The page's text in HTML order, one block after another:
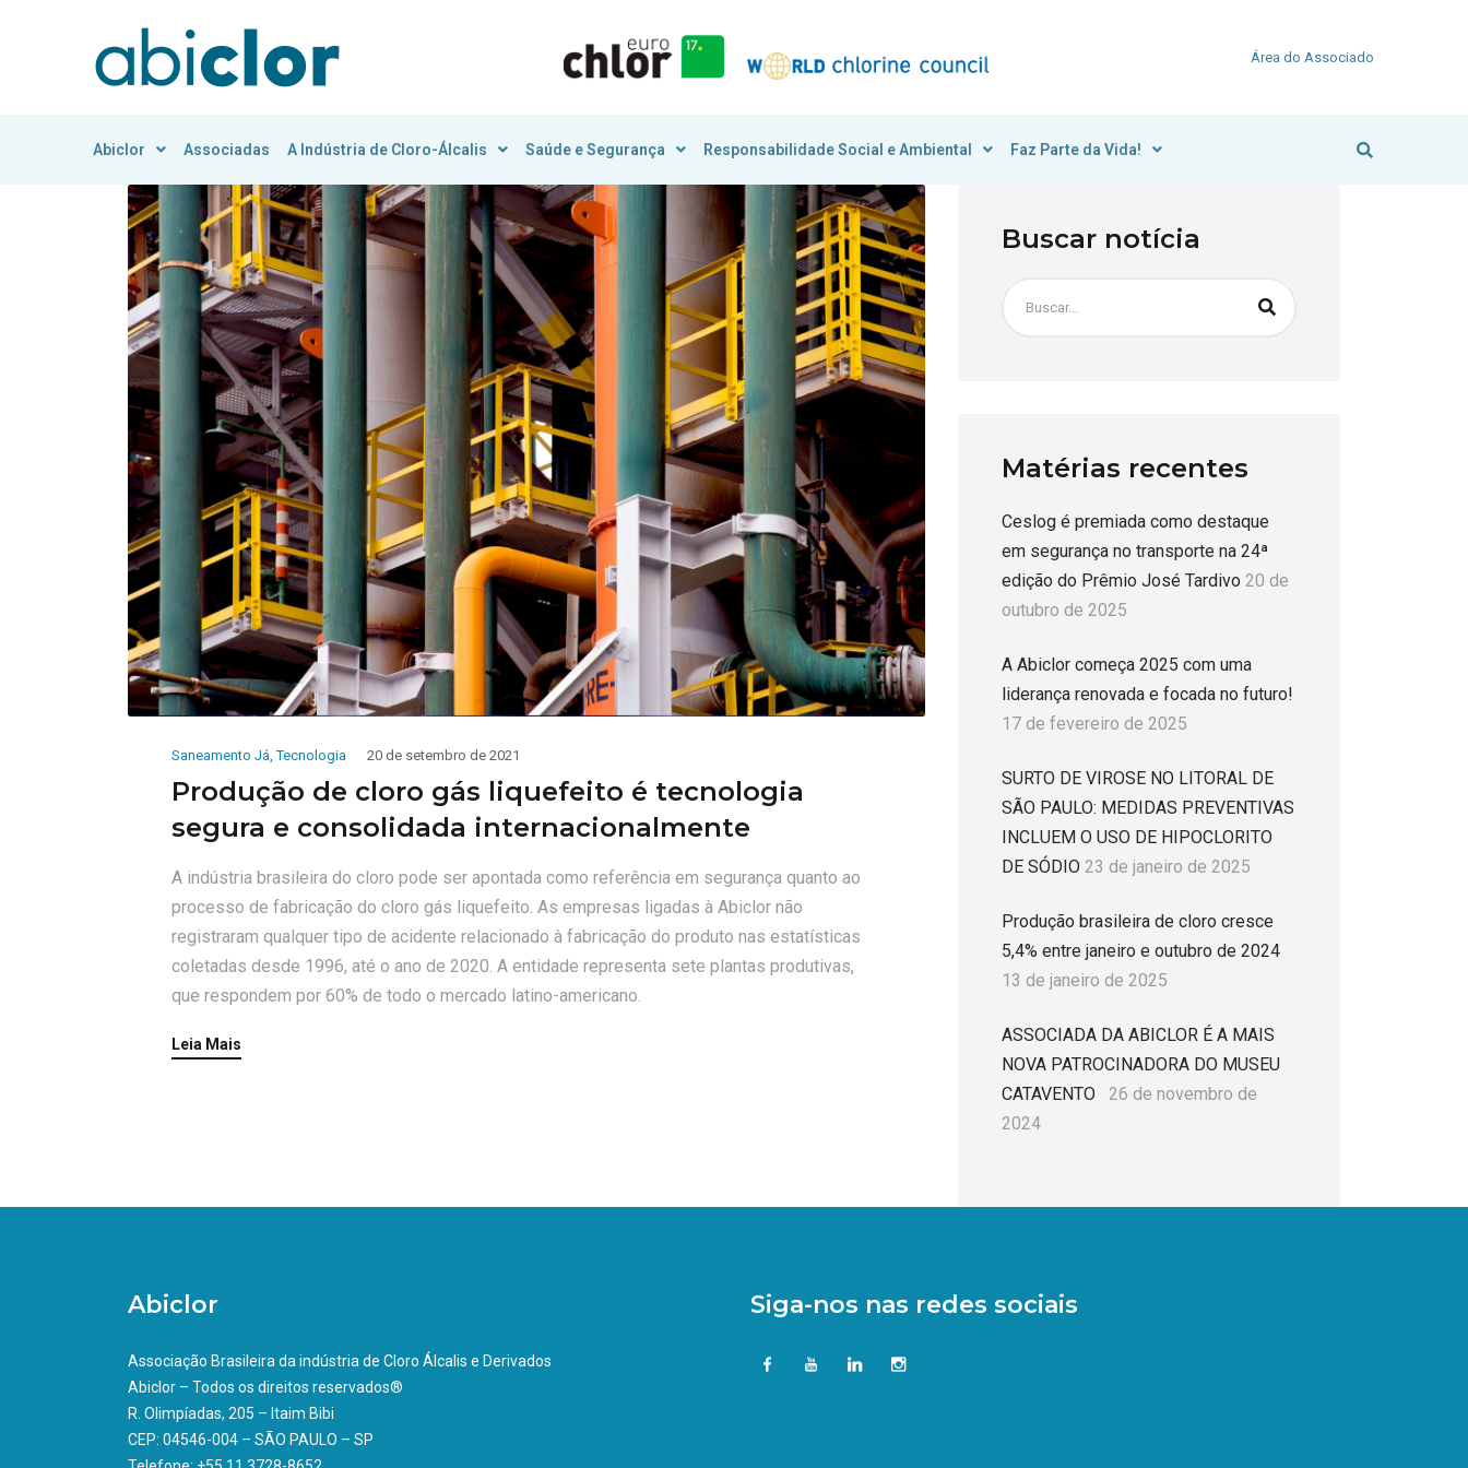
Área do Associado
Abiclor Associadas A Indústria de Cloro-Álcalis Saúde e Segurança Responsabilidade Social e Ambiental Faz Parte da Vida!
Saneamento Já ,Tecnologia 20 de setembro de 2021
Produção de cloro gás liquefeito é tecnologia
segura e consolidada internacionalmente
A indústria brasileira do cloro pode ser apontada como referência em segurança quanto ao
processo de fabricação do cloro gás liquefeito. As empresas ligadas à Abiclor não
registraram qualquer tipo de acidente relacionado à fabricação do produto nas estatísticas
coletadas desde 1996, até o ano de 2020. A entidade representa sete plantas produtivas,
que respondem por 60% de todo o mercado latino-americano.
Leia Mais
Buscar notícia
Matérias recentes
Ceslog é premiada como destaque
em segurança no transporte na 24ª
edição do Prêmio José Tardivo 20 de
outubro de 2025
A Abiclor começa 2025 com uma
liderança renovada e focada no futuro!
17 de fevereiro de 2025
SURTO DE VIROSE NO LITORAL DE
SÃO PAULO: MEDIDAS PREVENTIVAS
INCLUEM O USO DE HIPOCLORITO
DE SÓDIO 23 de janeiro de 2025
Produção brasileira de cloro cresce
5,4% entre janeiro e outubro de 2024
13 de janeiro de 2025
ASSOCIADA DA ABICLOR É A MAIS
NOVA PATROCINADORA DO MUSEU
CATAVENTO
26 de novembro de
2024
Abiclor
Associação Brasileira da indústria de Cloro Álcalis e Derivados
Abiclor – Todos os direitos reservados®
R. Olimpíadas, 205 – Itaim Bibi
CEP: 04546-004 – SÃO PAULO – SP
Siga-nos nas redes sociais